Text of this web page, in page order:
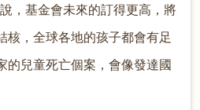
，基金會未來的訂得更高，將
核，全球各地的孩子都會有足
的兒童死亡個案，會像發達國